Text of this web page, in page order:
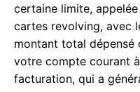
certaine limite, appelée
cartes revolving, avec
montant total dépensé
votre compte courant
facturation, qui a